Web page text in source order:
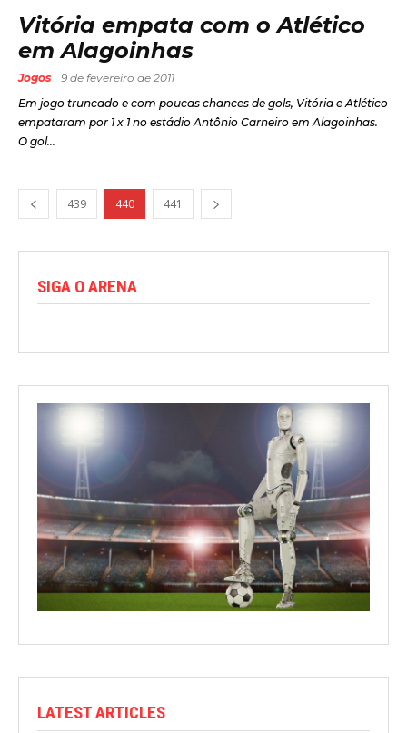
Vitória empata com o Atlético
em Alagoinhas
Jogos
9 de fevereiro de 2011
Em jogo truncado e com poucas chances de gols, Vitória e Atlético
empataram por 1 x 1 no estádio Antônio Carneiro em Alagoinhas.
O gol...
439 440 441
SIGA O ARENA
LATEST ARTICLES